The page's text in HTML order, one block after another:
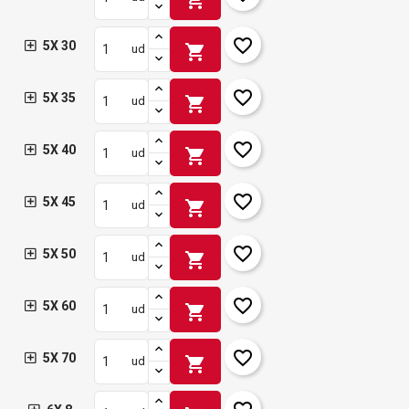
5X 30 ud shopping_cart favorite_border
5X 35 ud shopping_cart favorite_border
5X 40 ud shopping_cart favorite_border
5X 45 ud shopping_cart favorite_border
5X 50 ud shopping_cart favorite_border
5X 60 ud shopping_cart favorite_border
5X 70 ud shopping_cart favorite_border